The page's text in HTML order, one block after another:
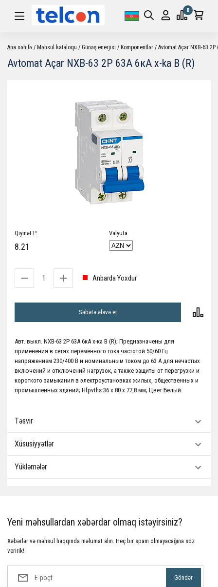
0
Ana səhifə Məhsul kataloqu Günəş enerjisi Komponentlər Avtomat Açar NXB-63 2P
Avtomat Açar NXB-63 2P 63А 6кА x-ka B (R)
Qiymət P.
8.21
Valyuta
Anbarda Yoxdur
Səbətə əlavə et
Авт. выкл. NXB-63 2P 63А 6кА х-ка B (R); Предназначены для
применения в сетях переменного тока частотой 50/60 Гц
напряжением 230/400 В и номинальным током до 63 А для нечастых
включений и отключений нагрузок, а также защиты от перегрузки и
короткого замыкания в электроустановках жилых, общественных и
промышленных зданий; Hfpvths:36 х 80 х 77,8 мм; Цвет:Белый.
Təsvir
Xüsusiyyətlər
Yükləmələr
Yeni məhsullardan xəbərdar olmaq istəyirsiniz?
Xəbərlər və məhsul haqqında məlumat alın. Heç bir spam olmayacağına söz
veririk!